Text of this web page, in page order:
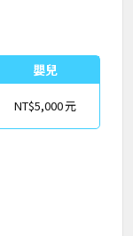
嬰兒
NT$5,000